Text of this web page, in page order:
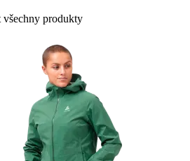
všechny produkty